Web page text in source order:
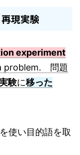
現実験
experiment
problem. 問題
験に移った
使い目的語を取